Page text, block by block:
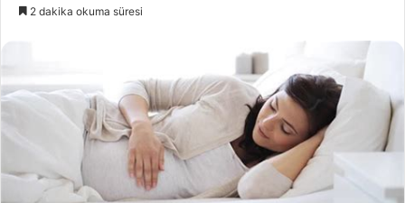
2 dakika okuma süresi